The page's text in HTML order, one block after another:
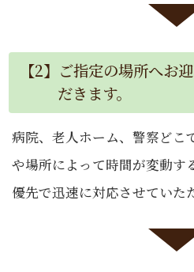
【2】ご指定の場所へお
だきます。
病院、老人ホーム、警察どこ
や場所によって時間が変動す
優先で迅速に対応させていた